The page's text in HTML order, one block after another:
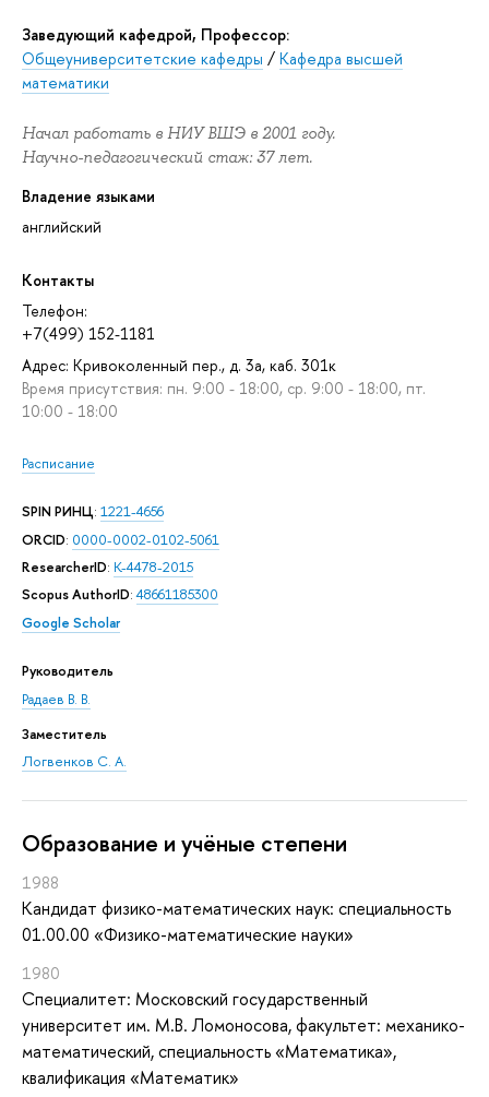
Заведующий кафедрой, Профессор:
Общеуниверситетские кафедры / Кафедра высшей
математики
Начал работать в НИУ ВШЭ в 2001 году.
Научно-педагогический стаж: 37 лет.
Владение языками
английский
Контакты
Телефон:
+7(499) 152-1181
Адрес: Кривоколенный пер., д. 3а, каб. 301к
Время присутствия: пн. 9:00 - 18:00, ср. 9:00 - 18:00, пт.
10:00 - 18:00
Расписание
SPIN РИНЦ: 1221-4656
ORCID: 0000-0002-0102-5061
ResearcherID: K-4478-2015
Scopus AuthorID:48661185300
Google Scholar
Руководитель
Радаев В. В.
Заместитель
Логвенков С. А.
Oбразование и учёные степени
1988
Кандидат физико-математических наук: специальность
01.00.00 «Физико-математические науки»
1980
Специалитет: Московский государственный
университет им. М.В. Ломоносова, факультет: механико-
математический, специальность «Математика»,
квалификация «Математик»